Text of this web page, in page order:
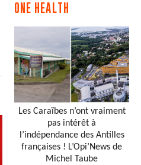
ONE HEALTH
Les Caraïbes n’ont vraiment
pas intérêt à
l’indépendance des Antilles
françaises ! L’Opi’News de
Michel Taube